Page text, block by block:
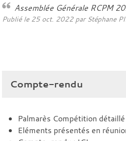
Assemblée Générale RCPM
Publié le 25 oct. 2022par Stéphane
Compte-rendu
Palmarès Compétition détaillé
Eléments présentés en